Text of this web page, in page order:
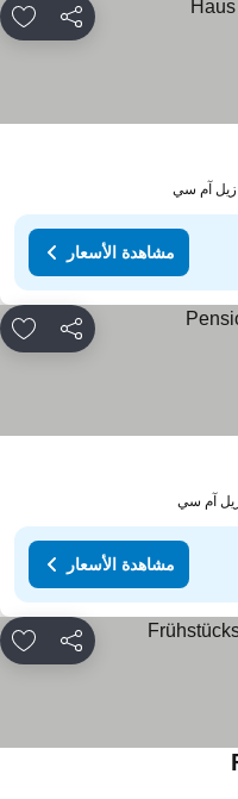
مشاركة
مشاهدة الأسعار
مشاركة
مشاهدة الأسعار
مشاركة
مشاهدة الأسعار